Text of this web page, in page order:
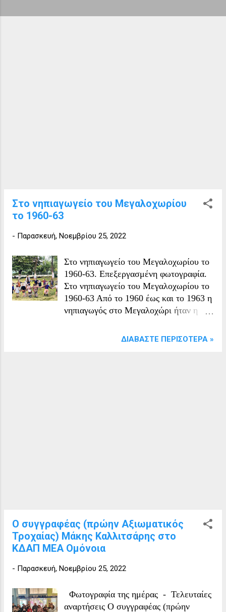
σ
Στο νηπιαγωγείο του Μεγαλοχωρίου
το 1960-63
- Παρασκευή, Νοεμβρίου 25, 2022
Στο νηπιαγωγείο του Μεγαλοχωρίου το
1960-63. Επεξεργασμένη φωτογραφία.
Στο νηπιαγωγείο του Μεγαλοχωρίου το
1960-63 Από το 1960 έως και το 1963 η
νηπιαγωγός στο Μεγαλοχώρι ήταν η
από Ευάγγελος Παπατσαρούχας
ΔΙΑΒΆΣΤΕ ΠΕΡΙΣΌΤΕΡΑ »
Ο συγγραφέας (πρώην Αξιωματικός
Τροχαίας) Μάκης Καλλιτσάρης στο
ΚΔΑΠ ΜΕΑ Ομόνοια
- Παρασκευή, Νοεμβρίου 25, 2022
Φωτογραφία της ημέρας - Τελευταίες
αναρτήσεις Ο συγγραφέας (πρώην